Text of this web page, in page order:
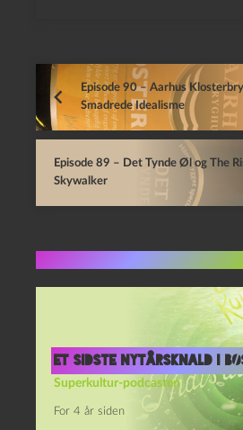
Episode 90 – Aarhus
Smadrede Idealisme
Episode 89 – Det Tynde Øl og The
Skywalker
Et sidste nytårsknald i
Superkultur-podcasten
For 4 år siden